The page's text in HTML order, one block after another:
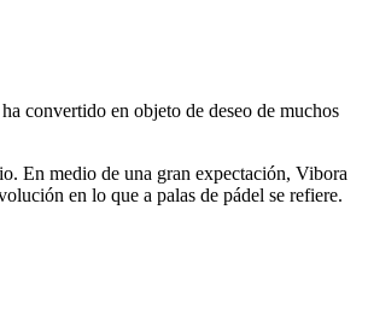
convertido en objeto de deseo de muchos
En medio de una gran expectación, Vibora
en lo que a palas de pádel se refiere.